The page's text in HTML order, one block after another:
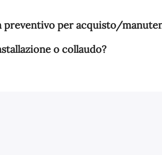
preventivo per acquisto/
o collaudo?